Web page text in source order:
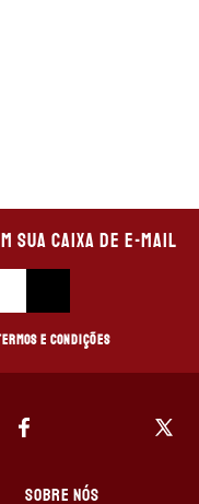
sua caixa de e-mail
e Condições
SOBRE NÓS